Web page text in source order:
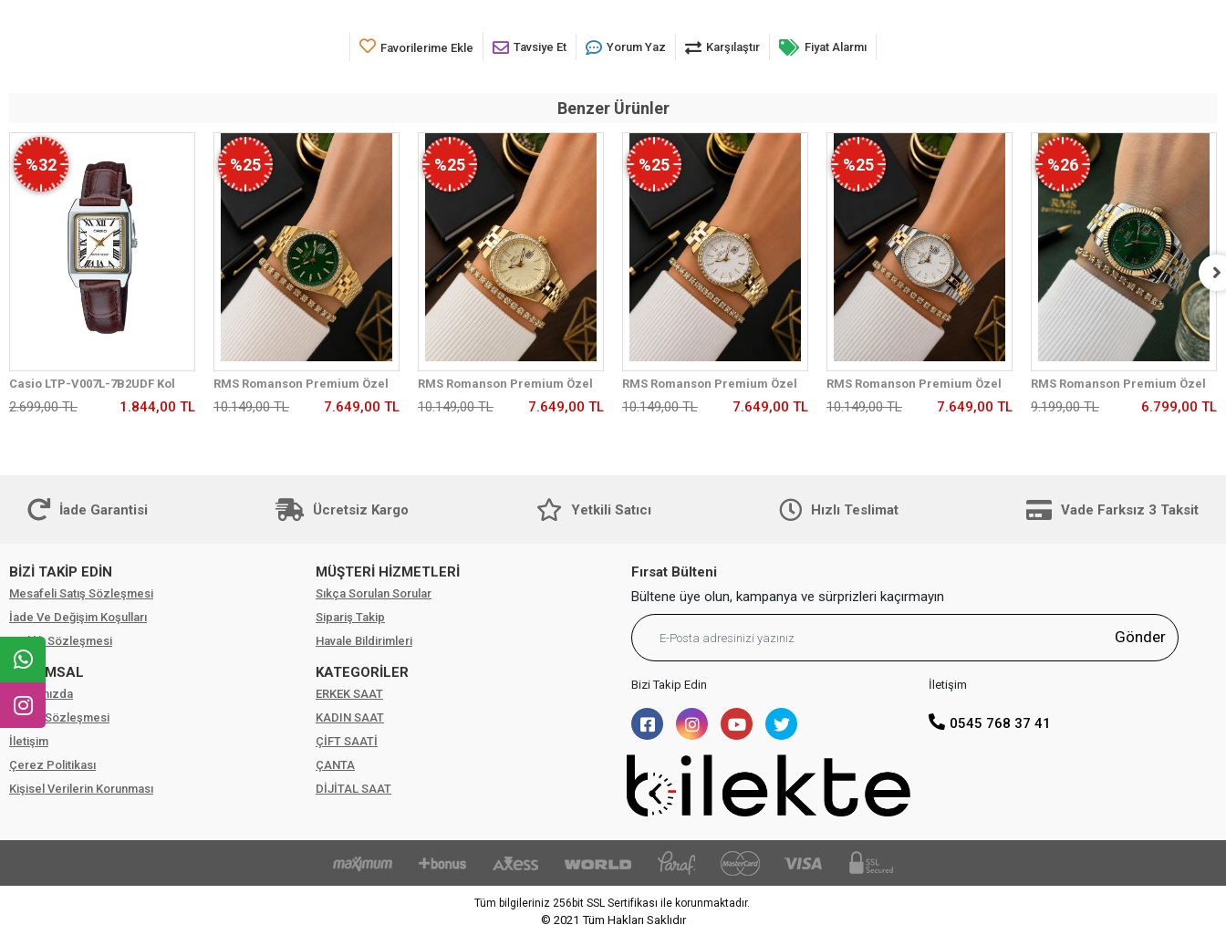
Favorilerime Ekle Tavsiye Et Yorum Yaz Karşılaştır Fiyat Alarmı
Benzer Ürünler
%32
Casio LTP-V007L-7B2UDF Kol
Saati
2.699,00 TL 1.844,00 TL
%25
RMS Romanson Premium Özel
Tasarım Kordon 2 Yıl Garantili 5
Atm Kadın Kol Saati+Bileklik
10.149,00 TL 7.649,00 TL
%25
RMS Romanson Premium Özel
Tasarım Kordon 2 Yıl Garantili 5
Atm Kadın Kol Saati+Bileklik
10.149,00 TL 7.649,00 TL
%25
RMS Romanson Premium Özel
Tasarım Kordon 2 Yıl Garantili 5
Atm Kadın Kol Saati+Bileklik
10.149,00 TL 7.649,00 TL
%25
RMS Romanson Premium Özel
Tasarım Kordon 2 Yıl Garantili 5
Atm Kadın Kol Saati+Bileklik
10.149,00 TL 7.649,00 TL
%26
RMS Romanson Premium Özel
Tasarım Kordon 2 Yıl Garantili 5
Atm Kadın Kol Saati+Bileklik
9.199,00 TL 6.799,00 TL
İade Garantisi Ücretsiz Kargo Yetkili Satıcı Hızlı Teslimat Vade Farksız 3 Taksit
BİZİ TAKİP EDİN
Mesafeli Satış Sözleşmesi
İade Ve Değişim Koşulları
Gizlilik Sözleşmesi
KURUMSAL
Hakkımızda
Üyelik Sözleşmesi
İletişim
Çerez Politikası
Kişisel Verilerin Korunması
MÜŞTERİ HİZMETLERİ
Sıkça Sorulan Sorular
Sipariş Takip
Havale Bildirimleri
KATEGORİLER
ERKEK SAAT
KADIN SAAT
ÇİFT SAATİ
ÇANTA
DİJİTAL SAAT
Fırsat Bülteni
Bültene üye olun, kampanya ve sürprizleri kaçırmayın
Gönder
Bizi Takip Edin İletişim
0545 768 37 41
Tüm bilgileriniz 256bit SSL Sertifikası ile korunmaktadır.
© 2021 Tüm Hakları Saklıdır